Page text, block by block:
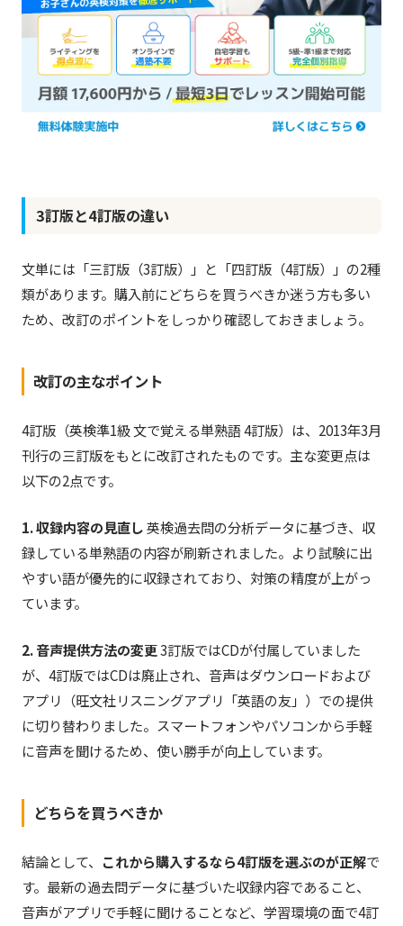
3訂版と4訂版の違い
文単には「三訂版（3訂版）」と「四訂版（4訂版）」の2種
類があります。購入前にどちらを買うべきか迷う方も多い
ため、改訂のポイントをしっかり確認しておきましょう。
改訂の主なポイント
4訂版（英検準1級 文で覚える単熟語 4訂版）は、2013年3月
刊行の三訂版をもとに改訂されたものです。主な変更点は
以下の2点です。
1. 収録内容の見直し英検過去問の分析データに基づき、収
録している単熟語の内容が刷新されました。より試験に出
やすい語が優先的に収録されており、対策の精度が上がっ
ています。
2. 音声提供方法の変更3訂版ではCDが付属していました
が、4訂版ではCDは廃止され、音声はダウンロードおよび
アプリ（旺文社リスニングアプリ「英語の友」）での提供
に切り替わりました。スマートフォンやパソコンから手軽
に音声を聞けるため、使い勝手が向上しています。
どちらを買うべきか
結論として、 これから購入するなら4訂版を選ぶのが正解で
す。最新の過去問データに基づいた収録内容であること、
音声がアプリで手軽に聞けることなど、学習環境の面で4訂